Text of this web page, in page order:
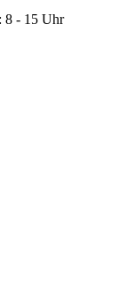
8 - 15 Uhr